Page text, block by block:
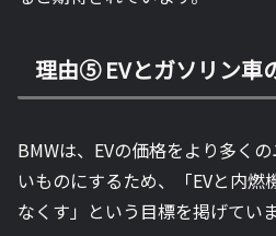
理由⑤ EVとガソリン車
BMWは、EVの価格をより多く
いものにするため、「EVと内燃
なくす」という目標を掲げていま